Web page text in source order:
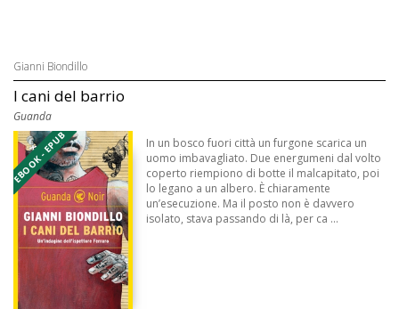
Gianni Biondillo
I cani del barrio
Guanda
EBOOK - EPUB
In un bosco fuori città un furgone scarica un
uomo imbavagliato. Due energumeni dal volto
coperto riempiono di botte il malcapitato, poi
lo legano a un albero. È chiaramente
un’esecuzione. Ma il posto non è davvero
isolato, stava passando di là, per ca ...